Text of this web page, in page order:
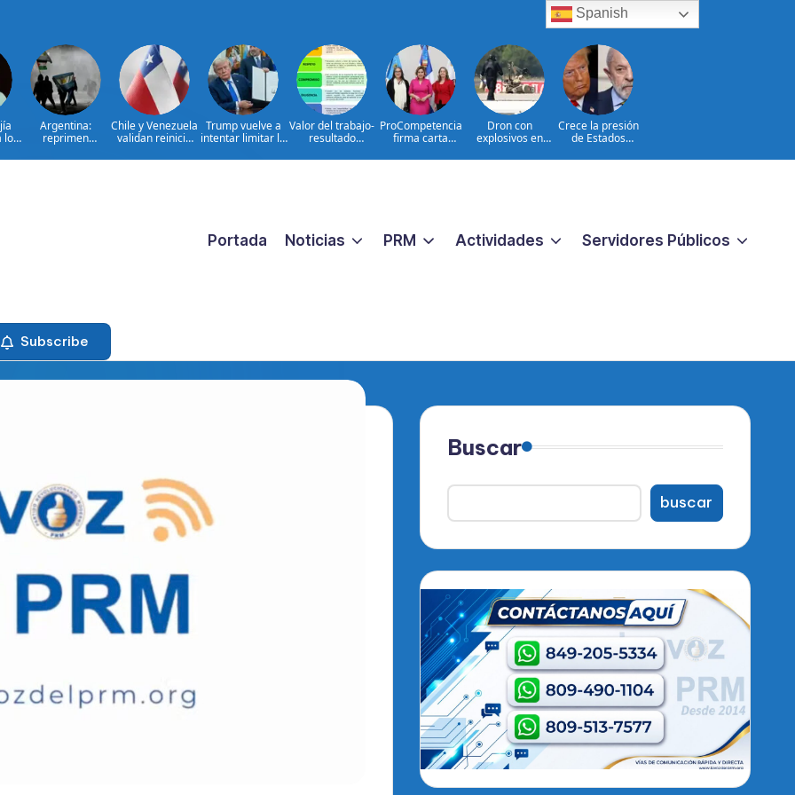
lo
del
Argentina:
reprimen
proyecto sobre
Chile y Venezuela
validan reinicio
consulares
Trump vuelve a
intentar limitar la
nacimiento
Valor del trabajo-
resultado
CERCANO A LA
ProCompetencia
firma carta
obtener el Sello
Dron con
explosivos en
interrogantes
Crece la presión
de Estados
Brasil
Portada Noticias PRM Actividades Servidores Públicos
Subscribe
Buscar
buscar
Spanish